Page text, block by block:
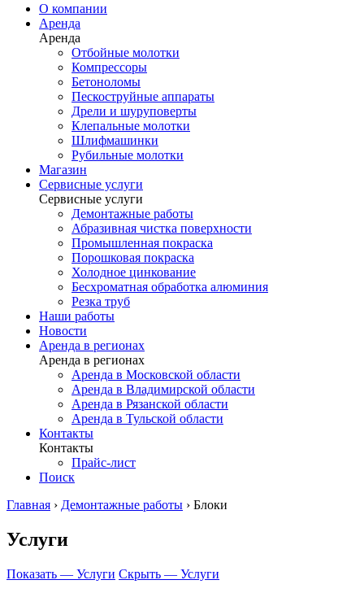
О компании
Аренда
Аренда
Отбойные молотки
Компрессоры
Бетоноломы
Пескоструйные аппараты
Дрели и шуруповерты
Клепальные молотки
Шлифмашинки
Рубильные молотки
Магазин
Сервисные услуги
Сервисные услуги
Демонтажные работы
Абразивная чистка поверхности
Промышленная покраска
Порошковая покраска
Холодное цинкование
Бесхроматная обработка алюминия
Резка труб
Наши работы
Новости
Аренда в регионах
Аренда в регионах
Аренда в Московской области
Аренда в Владимирской области
Аренда в Рязанской области
Аренда в Тульской области
Контакты
Контакты
Прайс-лист
Поиск
Главная › Демонтажные работы › Блоки
Услуги
Показать — Услуги Скрыть — Услуги